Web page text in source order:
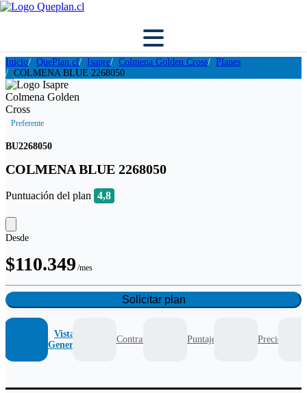
Inicio QuePlan.cl Isapre Colmena Golden Cross
Planes
COLMENA BLUE 2268050
Preferente
BU2268050
COLMENA BLUE 2268050
Puntuación del plan 4,8
Desde
$110.349 /mes
Solicitar plan
Vista
General
Contrato Puntaje Precio